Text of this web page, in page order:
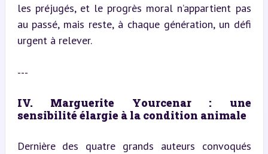
les préjugés, et le progrès moral n’appartient pas
au passé, mais reste, à chaque génération, un défi
urgent à relever.
---
IV. Marguerite Yourcenar : une
sensibilité élargie à la condition animale
Dernière des quatre grands auteurs convoqués